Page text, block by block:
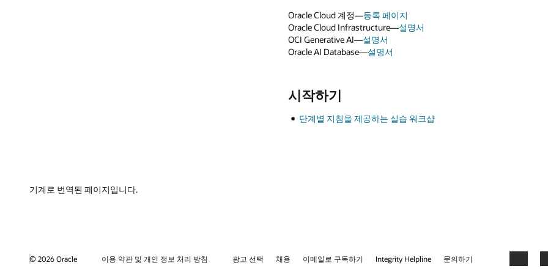
Oracle Cloud 계정—등록 페이지
Oracle Cloud Infrastructure—설명서
OCI Generative AI—설명서
Oracle AI Database—설명서
시작하기
단계별 지침을 제공하는 실습 워크샵
기계로 번역된 페이지입니다.
© 2026 Oracle 이용 약관 및 개인 정보 처리 방침 광고 선택 채용 이메일로 구독하기 Integrity Helpline 문의하기 Facebook